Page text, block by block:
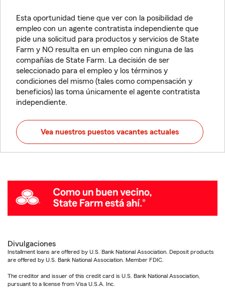
Esta oportunidad tiene que ver con la posibilidad de
empleo con un agente contratista independiente que
pide una solicitud para productos y servicios de State
Farm y NO resulta en un empleo con ninguna de las
compañías de State Farm. La decisión de ser
seleccionado para el empleo y los términos y
condiciones del mismo (tales como compensación y
beneficios) las toma únicamente el agente contratista
independiente.
Vea nuestros puestos vacantes actuales
Divulgaciones
Installment loans are offered by U.S. Bank National Association. Deposit products
are offered by U.S. Bank National Association. Member FDIC.
The creditor and issuer of this credit card is U.S. Bank National Association,
pursuant to a license from Visa U.S.A. Inc.